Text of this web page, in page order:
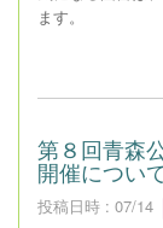
ます。
第８回青森
開催につい
投稿日時 : 07/14